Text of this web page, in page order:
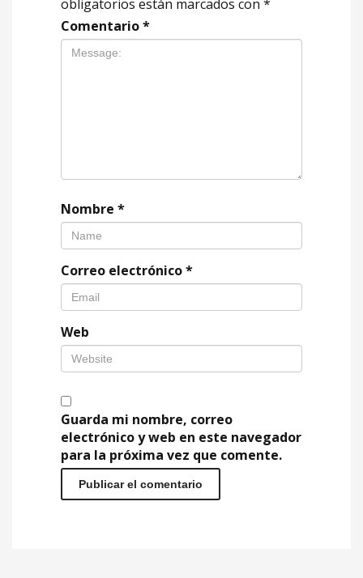
obligatorios están marcados con *
Comentario*
Nombre *
Correo electrónico*
Web
Guarda mi nombre, correo
electrónico y web en este navegador
para la próxima vez que comente.